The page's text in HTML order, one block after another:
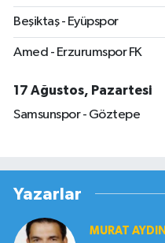
Beşiktaş - Eyüpspor
Amed - Erzurumspor FK
17 Ağustos, Pazartesi
Samsunspor - Göztepe
Yazarlar
MURAT AYDIN